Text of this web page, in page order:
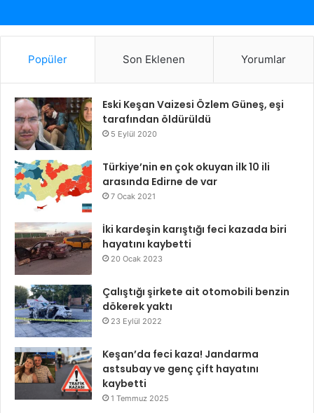
Popüler Son Eklenen Yorumlar
Eski Keşan Vaizesi Özlem Güneş, eşi
tarafından öldürüldü
5 Eylül 2020
Türkiye’nin en çok okuyan ilk 10 ili
arasında Edirne de var
7 Ocak 2021
İki kardeşin karıştığı feci kazada biri
hayatını kaybetti
20 Ocak 2023
Çalıştığı şirkete ait otomobili benzin
dökerek yaktı
23 Eylül 2022
Keşan’da feci kaza! Jandarma
astsubay ve genç çift hayatını
kaybetti
1 Temmuz 2025